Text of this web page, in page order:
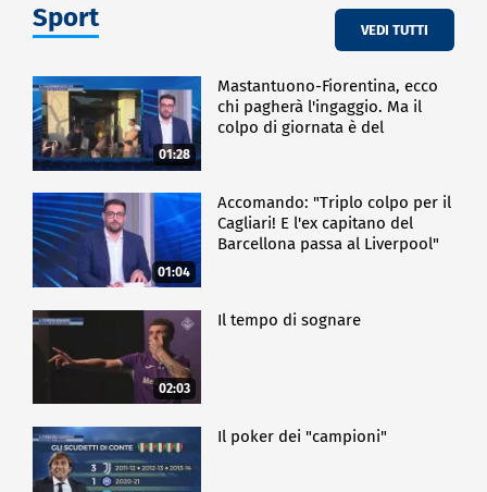
Sport VEDI TUTTI
01:28
Mastantuono-Fiorentina, ecco
chi pagherà l'ingaggio. Ma il
colpo di giornata è del
01:04
Accomando: "Triplo colpo per il
Cagliari! E l'ex capitano del
Barcellona passa al Liverpool"
02:03
Il tempo di sognare
Il poker dei "campioni"